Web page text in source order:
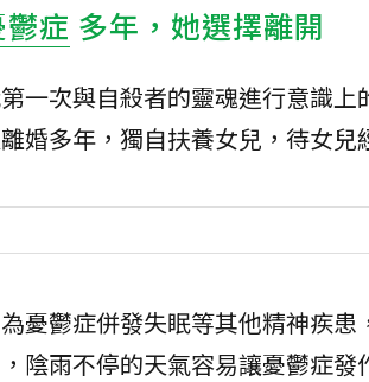
鬱症 多年，她選擇離開
一次與自殺者的靈魂進行意識
婚多年，獨自扶養女兒，待女兒
憂鬱症併發失眠等其他精神疾
陰雨不停的天氣容易讓憂鬱症